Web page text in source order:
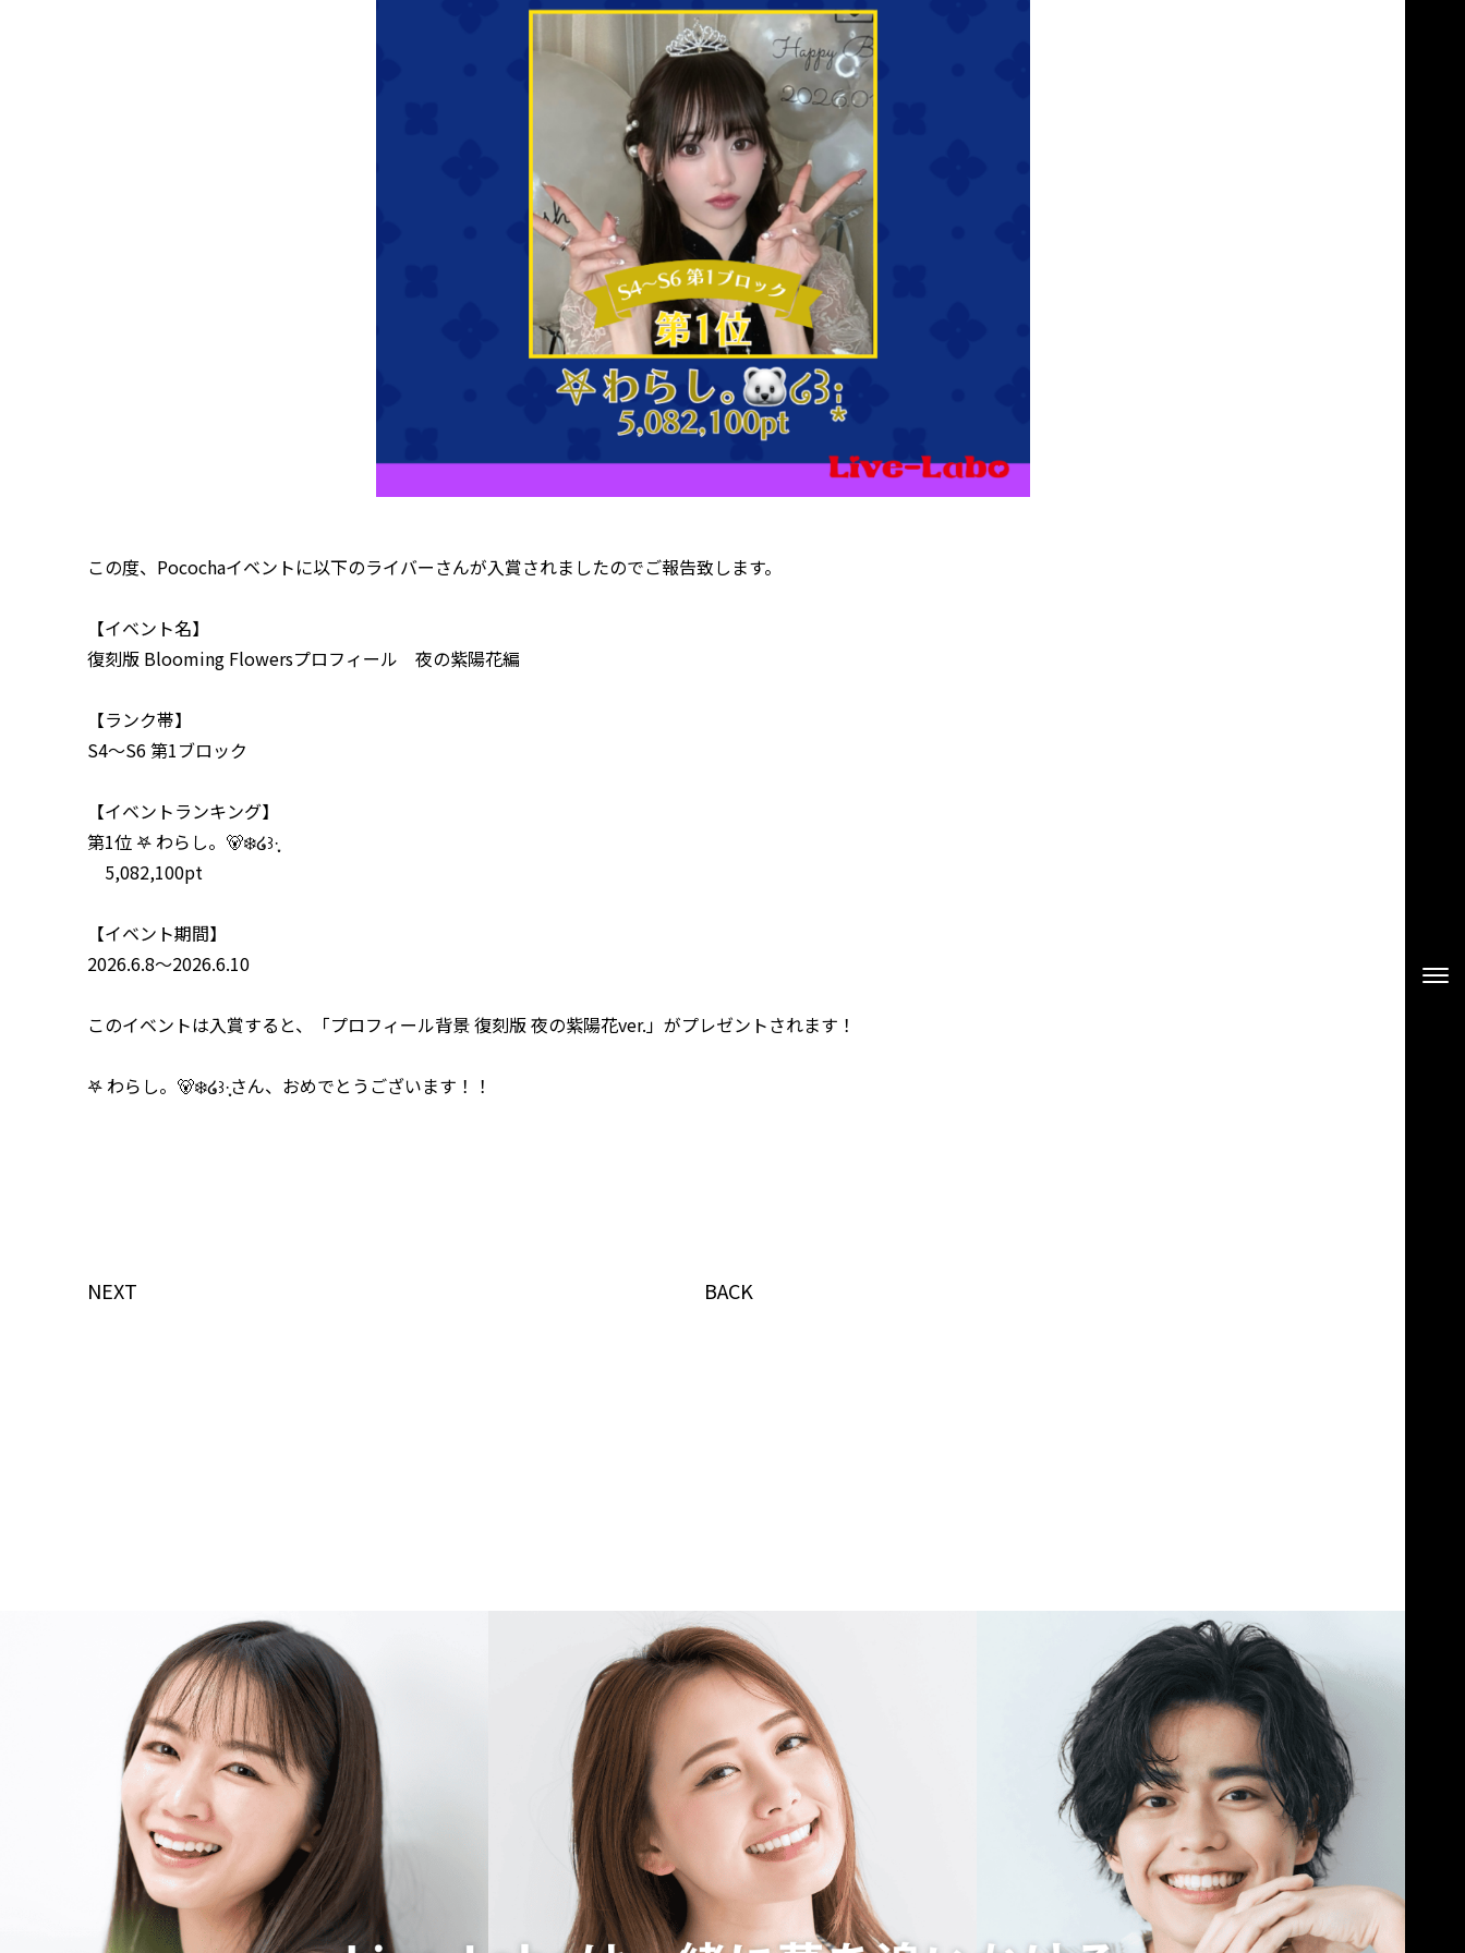
この度、Pocochaイベントに以下のライバーさんが入賞されましたのでご報告致します。
【イベント名】
復刻版 Blooming Flowersプロフィール 夜の紫陽花編
【ランク帯】
S4～S6 第1ブロック
【イベントランキング】
第1位 𖤐 わらし。🐻‍❄️໒꒱·̩͙
5,082,100pt
【イベント期間】
2026.6.8～2026.6.10
このイベントは入賞すると、「プロフィール背景 復刻版 夜の紫陽花ver.」がプレゼントされます！
𖤐 わらし。🐻‍❄️໒꒱·̩͙さん、おめでとうございます！！
NEXT BACK